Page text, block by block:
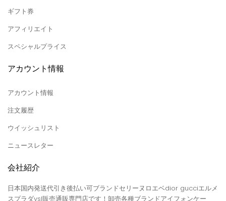
ギフト券
アフィリエイト
スペシャルプライス
アカウント情報
アカウント情報
注文履歴
ウイッシュリスト
ニュースレター
会社紹介
日本国内発送代引き後払い可ブランドセリーヌロエベdior gucciエルメ
スプラダysl販売通販専門店です！卸売各種ブランドアイフォンケー